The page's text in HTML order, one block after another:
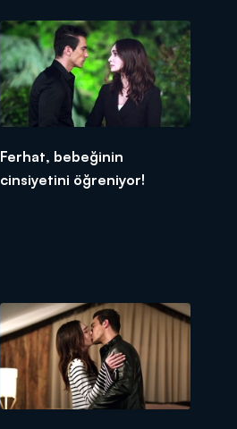
Ferhat, bebeğinin
cinsiyetini öğreniyor!